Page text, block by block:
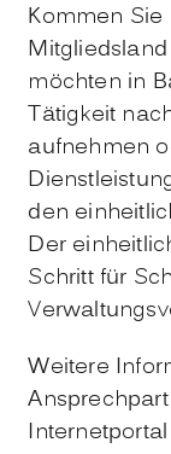
Kommen
möchten in
Tätigkeit
aufnehmen
den
Der
Schritt für
Weitere